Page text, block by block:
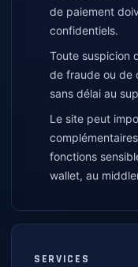
de paiement
confidentiels.
Toute suspicion
de fraude ou de
sans délai au
Le site peut
fonctions
wallet, au
SERVICES